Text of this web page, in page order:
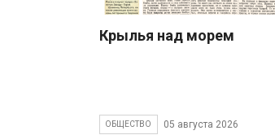
Крылья над морем
ОБЩЕСТВО 05 августа 2026